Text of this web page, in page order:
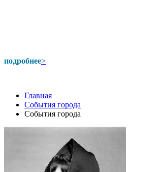
подробнее>
Главная
События города
События города